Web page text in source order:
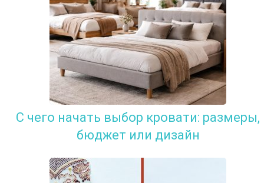
С чего начать выбор кровати: размеры,
бюджет или дизайн